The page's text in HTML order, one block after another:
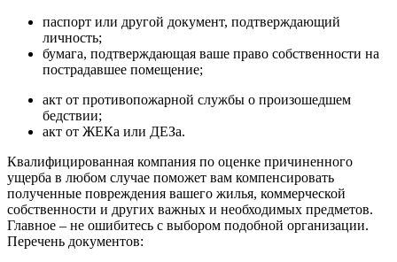
паспорт или другой документ, подтверждающий
личность;
бумага, подтверждающая ваше право собственности на
пострадавшее помещение;
акт от противопожарной службы о произошедшем
бедствии;
акт от ЖЕКа или ДЕЗа.
Квалифицированная компания по оценке причиненного
ущерба в любом случае поможет вам компенсировать
полученные повреждения вашего жилья, коммерческой
собственности и других важных и необходимых предметов.
Главное – не ошибитесь с выбором подобной организации.
Перечень документов: